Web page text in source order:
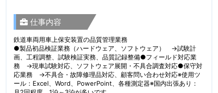
仕事内容
鉄道車両用車上保安装置の品質管理業務
●製品初品検証業務（ハードウェア、ソフトウェア） →試験計
画、工程調整、試験検証実務、品質記録整備●フィールド対応業
務 →現車試験対応、ソフトウェア展開・不具合調査対応●保守対
応業務 →不具合・故障修理品対応、顧客問い合わせ対応※使用ツ
ール：Excel、Word、PowerPoint、各種測定器※国内出張あり：